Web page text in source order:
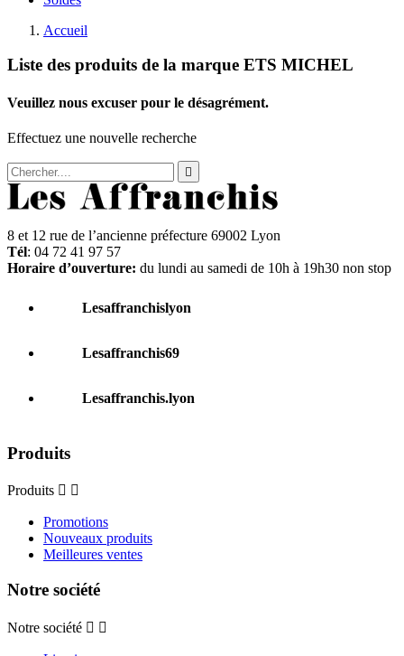
Accueil
Liste des produits de la marque ETS MICHEL
Veuillez nous excuser pour le désagrément.
Effectuez une nouvelle recherche

8 et 12 rue de l’ancienne préfecture 69002 Lyon
Tél: 04 72 41 97 57
Horaire d’ouverture: du lundi au samedi de 10h à 19h30 non stop
Lesaffranchislyon
Lesaffranchis69
Lesaffranchis.lyon
Produits
Produits  
Promotions
Nouveaux produits
Meilleures ventes
Notre société
Notre société  